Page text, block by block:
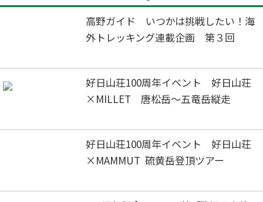
高野ガイド いつかは挑戦したい！海
外トレッキング連載企画 第３回
好日山荘100周年イベント 好日山荘
×MILLET 唐松岳～五竜岳縦走
好日山荘100周年イベント 好日山荘
×MAMMUT 硫黄岳登頂ツアー